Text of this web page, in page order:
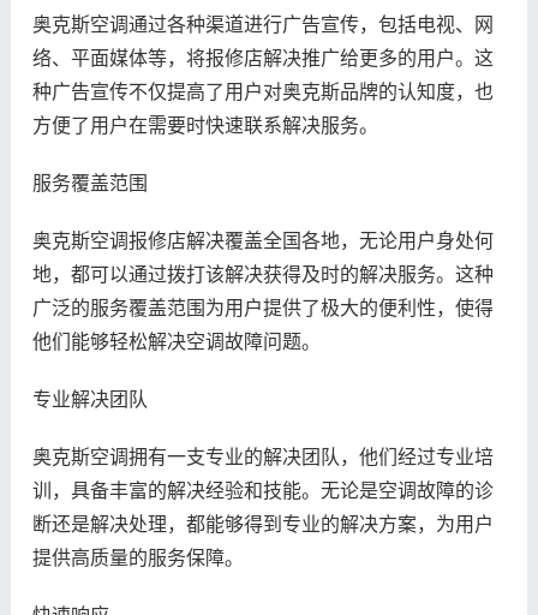
奥克斯空调通过各种渠道进行广告宣传，包括电视、网
络、平面媒体等，将报修店解决推广给更多的用户。这
种广告宣传不仅提高了用户对奥克斯品牌的认知度，也
方便了用户在需要时快速联系解决服务。
服务覆盖范围
奥克斯空调报修店解决覆盖全国各地，无论用户身处何
地，都可以通过拨打该解决获得及时的解决服务。这种
广泛的服务覆盖范围为用户提供了极大的便利性，使得
他们能够轻松解决空调故障问题。
专业解决团队
奥克斯空调拥有一支专业的解决团队，他们经过专业培
训，具备丰富的解决经验和技能。无论是空调故障的诊
断还是解决处理，都能够得到专业的解决方案，为用户
提供高质量的服务保障。